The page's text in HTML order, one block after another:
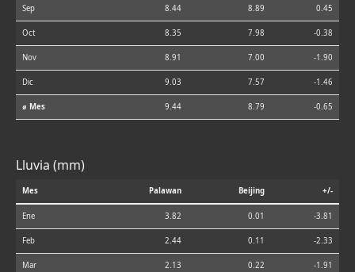
Sep 8.44 8.89 0.45
Oct 8.35 7.98 -0.38
Nov 8.91 7.00 -1.90
Dic 9.03 7.57 -1.46
⌀ Mes 9.44 8.79 -0.65
Lluvia (mm)
Mes Palawan Beijing +/-
Ene 3.82 0.01 -3.81
Feb 2.44 0.11 -2.33
Mar 2.13 0.22 -1.91